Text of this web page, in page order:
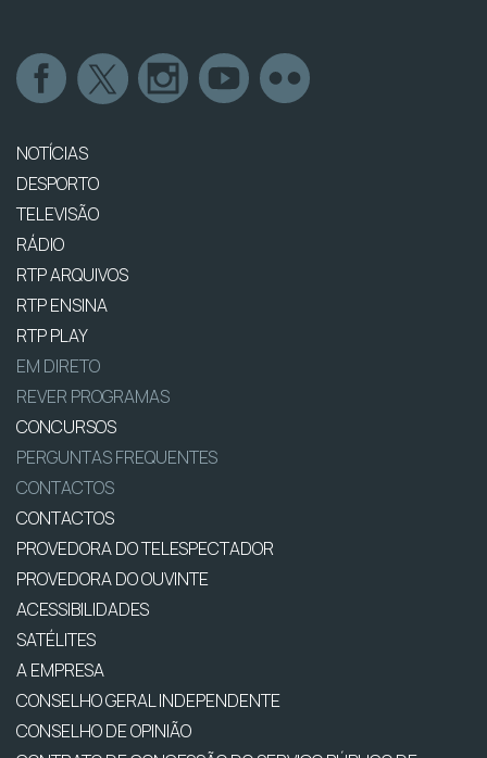
NOTÍCIAS
DESPORTO
TELEVISÃO
RÁDIO
RTP ARQUIVOS
RTP ENSINA
RTP PLAY
EM DIRETO
REVER PROGRAMAS
CONCURSOS
PERGUNTAS FREQUENTES
CONTACTOS
CONTACTOS
PROVEDORA DO TELESPECTADOR
PROVEDORA DO OUVINTE
ACESSIBILIDADES
SATÉLITES
A EMPRESA
CONSELHO GERAL INDEPENDENTE
CONSELHO DE OPINIÃO